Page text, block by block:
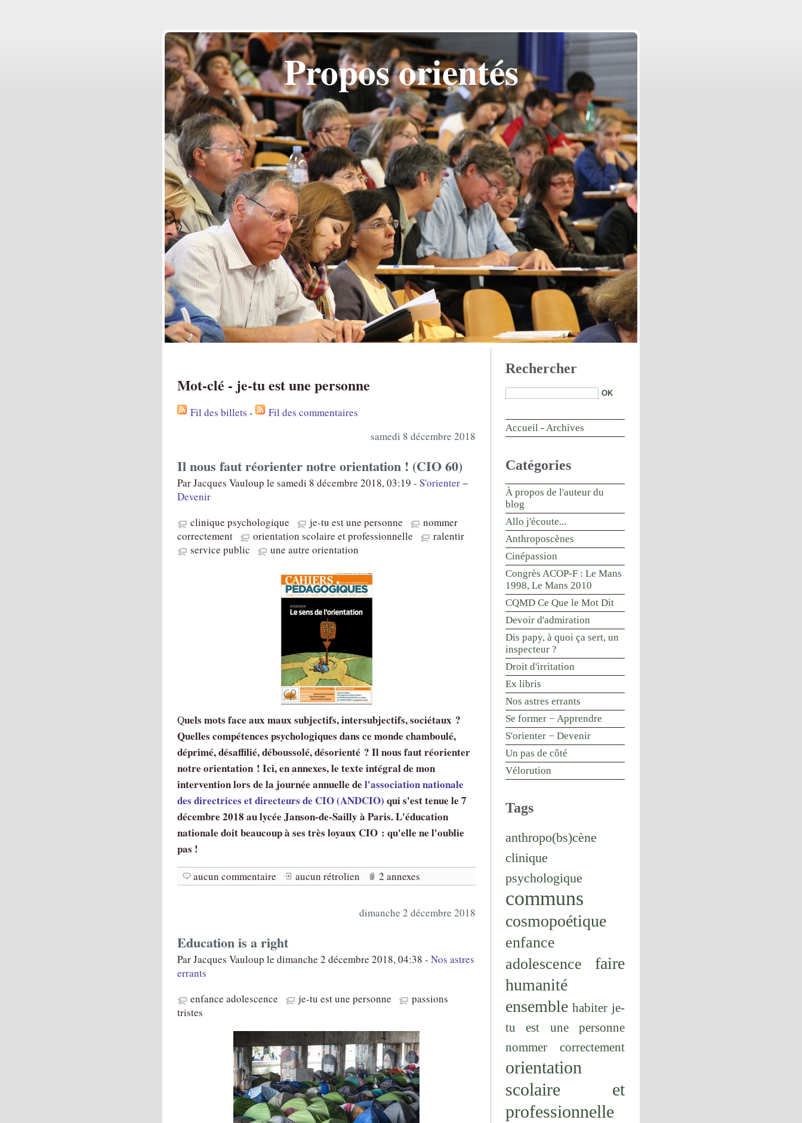
Propos orientés
Mot-clé - je-tu est une personne
Fil des billets -
Fil des commentaires
samedi 8 décembre 2018
Il nous faut réorienter notre orientation ! (CIO 60)
Par Jacques Vauloup le samedi 8 décembre 2018, 03:19 - S'orienter −
Devenir
clinique psychologique
je-tu est une personne
nommer
correctement
orientation scolaire et professionnelle
ralentir
service public
une autre orientation
Quels mots face aux maux subjectifs, intersubjectifs, sociétaux ?
Quelles compétences psychologiques dans ce monde chamboulé,
déprimé, désaffilié, déboussolé, désorienté ? Il nous faut réorienter
notre orientation ! Ici, en annexes, le texte intégral de mon
intervention lors de la journée annuelle de l'association nationale
des directrices et directeurs de CIO (ANDCIO) qui s'est tenue le 7
décembre 2018 au lycée Janson-de-Sailly à Paris. L'éducation
nationale doit beaucoup à ses très loyaux CIO : qu'elle ne l'oublie
pas !
aucun commentaire aucun rétrolien 2 annexes
dimanche 2 décembre 2018
Education is a right
Par Jacques Vauloup le dimanche 2 décembre 2018, 04:38 - Nos astres
errants
enfance adolescence
je-tu est une personne
passions
tristes
Rechercher
Accueil - Archives
Catégories
À propos de l'auteur du
blog
Allo j'écoute...
Anthroposcènes
Cinépassion
Congrès ACOP-F : Le Mans
1998, Le Mans 2010
CQMD Ce Que le Mot Dit
Devoir d'admiration
Dis papy, à quoi ça sert, un
inspecteur ?
Droit d'irritation
Ex libris
Nos astres errants
Se former − Apprendre
S'orienter − Devenir
Un pas de côté
Vélorution
Tags
anthropo(bs)cène
clinique
psychologique
communs
cosmopoétique
enfance
adolescence
faire
humanité
ensemble habiter je-
tu est une personne
nommer correctement
orientation
scolaire et
professionnelle